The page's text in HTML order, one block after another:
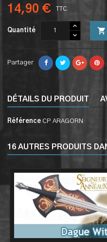
14,90 € TTC
Quantité 
Partager
DÉTAILS DU PRODUIT
Référence CP ARAGORN
16 AUTRES PRODUITS